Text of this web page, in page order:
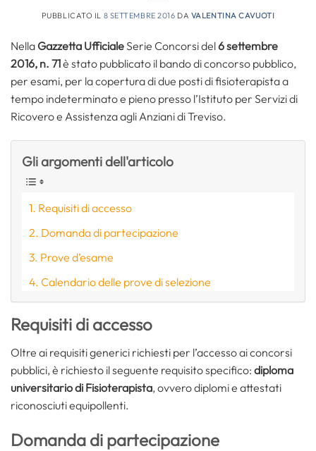
PUBBLICATO IL 8 SETTEMBRE 2016 DA VALENTINA CAVUOTI
Nella Gazzetta UfficialeSerie Concorsi del6 settembre
2016, n. 71è stato pubblicato il bando di concorso pubblico,
per esami, per la copertura di due posti di fisioterapista a
tempo indeterminato e pieno presso l’Istituto per Servizi di
Ricovero e Assistenza agli Anziani di Treviso.
Gli argomenti dell'articolo
Requisiti di accesso
Domanda di partecipazione
Prove d’esame
Calendario delle prove di selezione
Requisiti di accesso
Oltre ai requisiti generici richiesti per l’accesso ai concorsi
pubblici, è richiesto il seguente requisito specifico: diploma
universitario di Fisioterapista, ovvero diplomi e attestati
riconosciuti equipollenti.
Domanda di partecipazione